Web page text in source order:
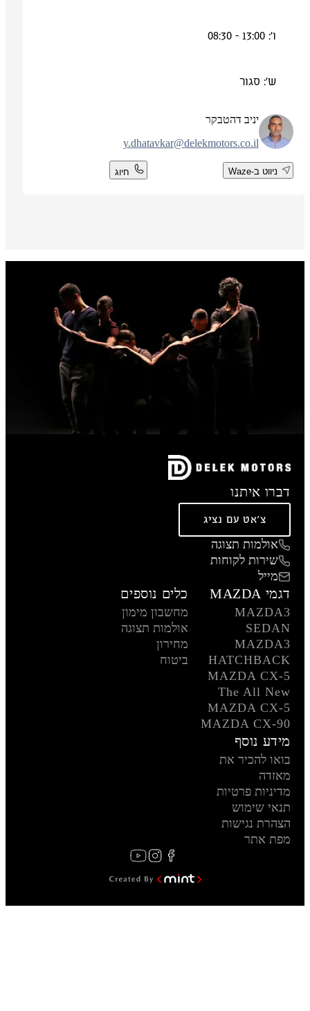
ש': סגור
יניב דהטבקר
y.dhatavkar@delekmotors.co.il
ניווט ב-Waze חיוג
דברו איתנו
צ'אט עם נציג
אולמות תצוגה
שירות לקוחות
מייל
דגמי MAZDA
MAZDA3
SEDAN
MAZDA3
HATCHBACK
MAZDA CX-5
The All New
MAZDA CX-5
MAZDA CX-90
כלים נוספים
מחשבון מימון
אולמות תצוגה
מחירון
ביטוח
מידע נוסף
בואו להכיר את
מאזדה
מדיניות פרטיות
תנאי שימוש
הצהרת נגישות
מפת אתר